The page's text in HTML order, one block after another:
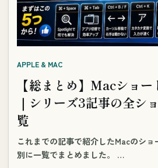
APPLE & MAC
【総まとめ】Macショ
｜シリーズ3記事の全シ
覧
これまでの記事で紹介したMacのシ
別に一覧でまとめました。 …